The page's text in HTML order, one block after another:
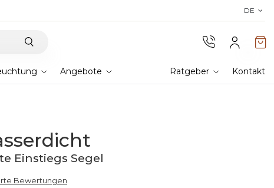
! Kaufen Sie Muster und
DE
Angebote Ratgeber Kontakt
Einstiegs Segel
Bewertungen